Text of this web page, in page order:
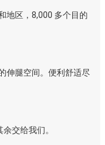
地区，8,000 多个目的
伸腿空间。便利舒适尽
交给我们。